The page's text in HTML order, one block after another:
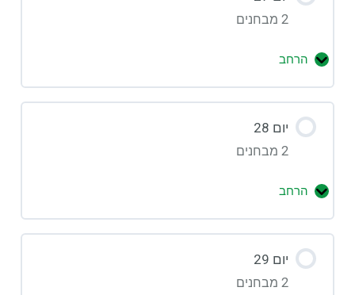
2 מבחנים
הרחב
יום 28
2 מבחנים
הרחב
יום 29
2 מבחנים